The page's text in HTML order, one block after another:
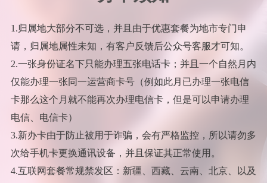
1.归属地大部分不可选，并且由于优惠套餐为地市专门申
请，归属地属性未知，有客户反馈后公众号客服才可知。
2.一张身份证名下只能办理五张电话卡；并且一个自然月内
仅能办理一张同一运营商卡号（例如此月已办理一张电信
卡那么这个月就不能再次办理电信卡，但是可以申请办理
电信、电信卡）
3.新办卡由于防止被用于诈骗，会有严格监控，所以请勿多
次给手机卡更换通讯设备，并且保证其正常使用。
4.互联网套餐常规禁发区：新疆、西藏、云南、北京、以及